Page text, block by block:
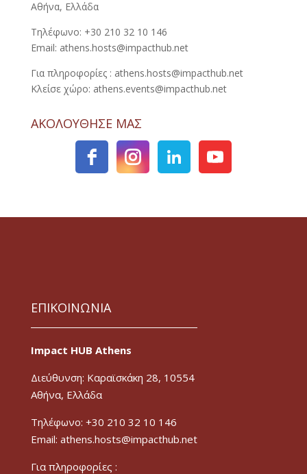
Αθήνα, Ελλάδα
Τηλέφωνο: +30 210 32 10 146
Email: athens.hosts@impacthub.net
Για πληροφορίες : athens.hosts@impacthub.net
Κλείσε χώρο: athens.events@impacthub.net
ΑΚΟΛΟΥΘΗΣΕ ΜΑΣ
ΕΠΙΚΟΙΝΩΝΙΑ
Impact HUB Athens
Διεύθυνση: Καραϊσκάκη 28, 10554
Αθήνα, Ελλάδα
Τηλέφωνο: +30 210 32 10 146
Email: athens.hosts@impacthub.net
Για πληροφορίες :